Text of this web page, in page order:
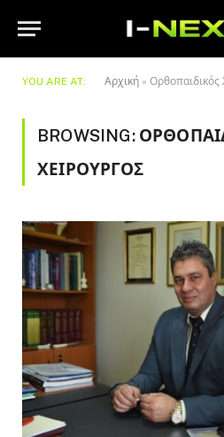
YOU ARE AT: Αρχική » Ορθοπαιδικός
BROWSING:
ΧΕΙΡΟΥΡΓΌΣ